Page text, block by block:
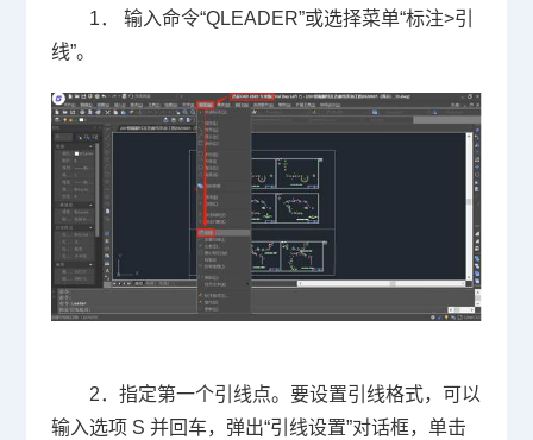
1． 输入命令“QLEADER”或选择菜单“标注>引
线”。
2．指定第一个引线点。要设置引线格式，可以
输入选项 S 并回车，弹出“引线设置”对话框，单击